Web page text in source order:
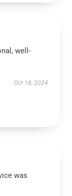
well-
Oct 18, 2024
was